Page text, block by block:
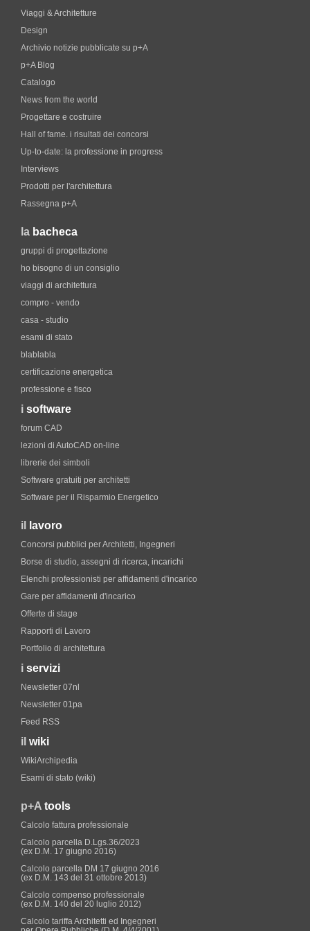
Viaggi & Architetture
Design
Archivio notizie pubblicate su p+A
p+A Blog
Catalogo
News from the world
Progettare e costruire
Hall of fame. i risultati dei concorsi
Up-to-date: la professione in progress
Interviews
Prodotti per l'architettura
Rassegna p+A
la bacheca
gruppi di progettazione
ho bisogno di un consiglio
viaggi di architettura
compro - vendo
casa - studio
esami di stato
blablabla
certificazione energetica
professione e fisco
i software
forum CAD
lezioni di AutoCAD on-line
librerie dei simboli
Software gratuiti per architetti
Software per il Risparmio Energetico
il lavoro
Concorsi pubblici per Architetti, Ingegneri
Borse di studio, assegni di ricerca, incarichi
Elenchi professionisti per affidamenti d'incarico
Gare per affidamenti d'incarico
Offerte di stage
Rapporti di Lavoro
Portfolio di architettura
i servizi
Newsletter 07nl
Newsletter 01pa
Feed RSS
il wiki
WikiArchipedia
Esami di stato (wiki)
p+A tools
Calcolo fattura professionale
Calcolo parcella D.Lgs.36/2023
(ex D.M. 17 giugno 2016)
Calcolo parcella DM 17 giugno 2016
(ex D.M. 143 del 31 ottobre 2013)
Calcolo compenso professionale
(ex D.M. 140 del 20 luglio 2012)
Calcolo tariffa Architetti ed Ingegneri